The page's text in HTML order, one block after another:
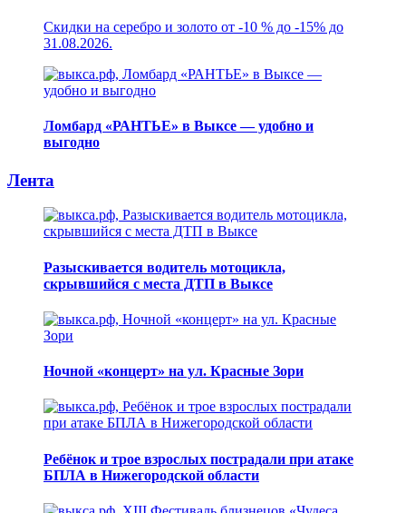
Скидки на серебро и золото от -10 % до -15% до
31.08.2026.
Ломбард «РАНТЬЕ» в Выксе — удобно и
выгодно
Лента
Разыскивается водитель мотоцикла,
скрывшийся с места ДТП в Выксе
Ночной «концерт» на ул. Красные Зори
Ребёнок и трое взрослых пострадали при атаке
БПЛА в Нижегородской области